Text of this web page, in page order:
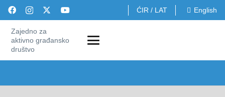
ĆIR / LAT English
Zajedno za
aktivno građansko
društvo